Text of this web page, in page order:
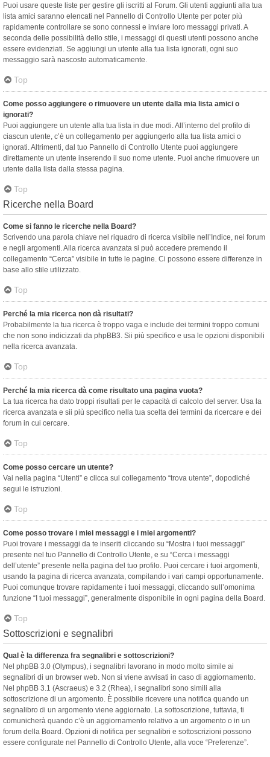
Puoi usare queste liste per gestire gli iscritti al Forum. Gli utenti aggiunti alla tua
lista amici saranno elencati nel Pannello di Controllo Utente per poter più
rapidamente controllare se sono connessi e inviare loro messaggi privati. A
seconda delle possibilità dello stile, i messaggi di questi utenti possono anche
essere evidenziati. Se aggiungi un utente alla tua lista ignorati, ogni suo
messaggio sarà nascosto automaticamente.
Top
Come posso aggiungere o rimuovere un utente dalla mia lista amici o
ignorati?
Puoi aggiungere un utente alla tua lista in due modi. All’interno del profilo di
ciascun utente, c’è un collegamento per aggiungerlo alla tua lista amici o
ignorati. Altrimenti, dal tuo Pannello di Controllo Utente puoi aggiungere
direttamente un utente inserendo il suo nome utente. Puoi anche rimuovere un
utente dalla lista dalla stessa pagina.
Top
Ricerche nella Board
Come si fanno le ricerche nella Board?
Scrivendo una parola chiave nel riquadro di ricerca visibile nell’Indice, nei forum
e negli argomenti. Alla ricerca avanzata si può accedere premendo il
collegamento “Cerca” visibile in tutte le pagine. Ci possono essere differenze in
base allo stile utilizzato.
Top
Perché la mia ricerca non dà risultati?
Probabilmente la tua ricerca è troppo vaga e include dei termini troppo comuni
che non sono indicizzati da phpBB3. Sii più specifico e usa le opzioni disponibili
nella ricerca avanzata.
Top
Perché la mia ricerca dà come risultato una pagina vuota?
La tua ricerca ha dato troppi risultati per le capacità di calcolo del server. Usa la
ricerca avanzata e sii più specifico nella tua scelta dei termini da ricercare e dei
forum in cui cercare.
Top
Come posso cercare un utente?
Vai nella pagina “Utenti” e clicca sul collegamento “trova utente”, dopodiché
segui le istruzioni.
Top
Come posso trovare i miei messaggi e i miei argomenti?
Puoi trovare i messaggi da te inseriti cliccando su “Mostra i tuoi messaggi”
presente nel tuo Pannello di Controllo Utente, e su “Cerca i messaggi
dell’utente” presente nella pagina del tuo profilo. Puoi cercare i tuoi argomenti,
usando la pagina di ricerca avanzata, compilando i vari campi opportunamente.
Puoi comunque trovare rapidamente i tuoi messaggi, cliccando sull’omonima
funzione “I tuoi messaggi”, generalmente disponibile in ogni pagina della Board.
Top
Sottoscrizioni e segnalibri
Qual è la differenza fra segnalibri e sottoscrizioni?
Nel phpBB 3.0 (Olympus), i segnalibri lavorano in modo molto simile ai
segnalibri di un browser web. Non si viene avvisati in caso di aggiornamento.
Nel phpBB 3.1 (Ascraeus) e 3.2 (Rhea), i segnalibri sono simili alla
sottoscrizione di un argomento. È possibile ricevere una notifica quando un
segnalibro di un argomento viene aggiornato. La sottoscrizione, tuttavia, ti
comunicherà quando c’è un aggiornamento relativo a un argomento o in un
forum della Board. Opzioni di notifica per segnalibri e sottoscrizioni possono
essere configurate nel Pannello di Controllo Utente, alla voce “Preferenze”.